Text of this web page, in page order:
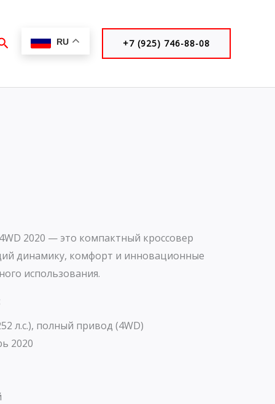
RU +7 (925) 746-88-08
2020 — это компактный кроссовер
динамику, комфорт и инновационные
использования.
л.с.), полный привод (4WD)
2020